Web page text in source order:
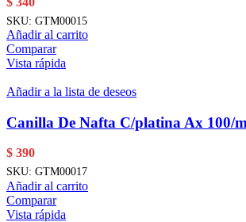
SKU: GTM00015
Añadir al carrito
Comparar
Vista rápida
Añadir a la lista de deseos
Canilla De Nafta C/platina Ax 100/
$ 390
SKU: GTM00017
Añadir al carrito
Comparar
Vista rápida